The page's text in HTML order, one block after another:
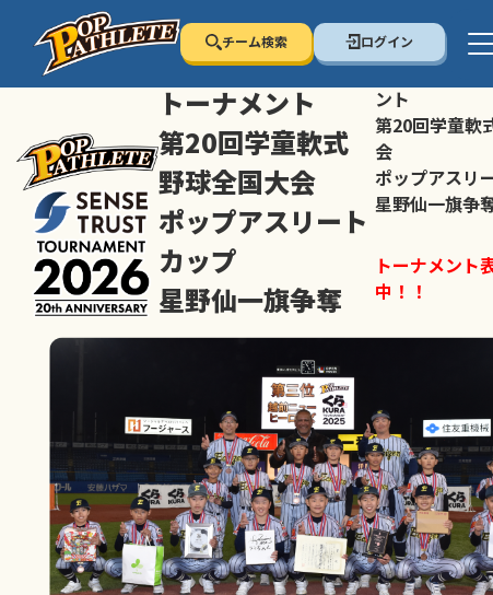
チーム検索 ログイン
センス・トラスト
トーナメント
第20回学童軟式
野球全国大会
ポップアスリート
カップ
星野仙一旗争奪
トーナメント表は随時公開
センス・トラ
ント
第20回学童軟
会
ポップアスリ
星野仙一旗争
トーナメント
中！！
大会ペー